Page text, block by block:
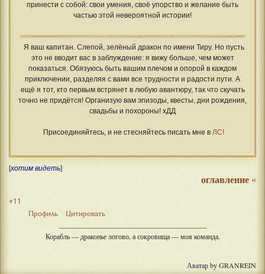
принести с собой: свои умения, своё упорство и желание быть
частью этой невероятной истории!
Я ваш капитан. Слепой, зелёный дракон по имени Тиру. Но пусть
это не вводит вас в заблуждение: я вижу больше, чем может
показаться. Обязуюсь быть вашим плечом и опорой в каждом
приключении, разделяя с вами все трудности и радости пути. А
ещё я тот, кто первым встрянет в любую авантюру, так что скучать
точно не придётся! Организую вам эпизоды, квесты, дни рождения,
свадьбы и похороны! хДД
Присоединяйтесь, и не стесняйтесь писать мне в ЛС!
[хотим видеть]
оглавление «
+11
Профиль Цитировать
Корабль — драконье логово, а сокровища — моя команда.
Аватар by GRANREIN